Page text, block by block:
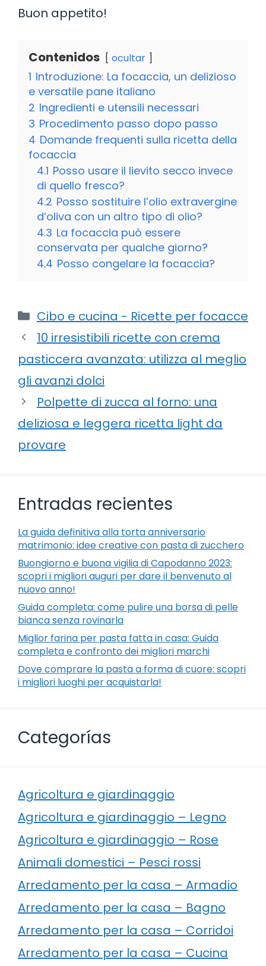
Buon appetito!
Contenidos ocultar
1 Introduzione: La focaccia, un delizioso
e versatile pane italiano
2 Ingredienti e utensili necessari
3 Procedimento passo dopo passo
4 Domande frequenti sulla ricetta della
focaccia
4.1 Posso usare il lievito secco invece
di quello fresco?
4.2 Posso sostituire l’olio extravergine
d’oliva con un altro tipo di olio?
4.3 La focaccia può essere
conservata per qualche giorno?
4.4 Posso congelare la focaccia?
Categorie
Cibo e cucina - Ricette per focacce
10 irresistibili ricette con crema
pasticcera avanzata: utilizza al meglio
gli avanzi dolci
Polpette di zucca al forno: una
deliziosa e leggera ricetta light da
provare
Entradas recientes
La guida definitiva alla torta anniversario
matrimonio: idee creative con pasta di zucchero
Buongiorno e buona vigilia di Capodanno 2023:
scopri i migliori auguri per dare il benvenuto al
nuovo anno!
Guida completa: come pulire una borsa di pelle
bianca senza rovinarla
Miglior farina per pasta fatta in casa: Guida
completa e confronto dei migliori marchi
Dove comprare la pasta a forma di cuore: scopri
i migliori luoghi per acquistarla!
Categorías
Agricoltura e giardinaggio
Agricoltura e giardinaggio – Legno
Agricoltura e giardinaggio – Rose
Animali domestici – Pesci rossi
Arredamento per la casa – Armadio
Arredamento per la casa – Bagno
Arredamento per la casa – Corridoi
Arredamento per la casa – Cucina